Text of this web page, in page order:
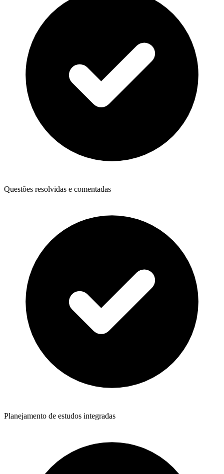
Questões resolvidas e comentadas
Planejamento de estudos integradas